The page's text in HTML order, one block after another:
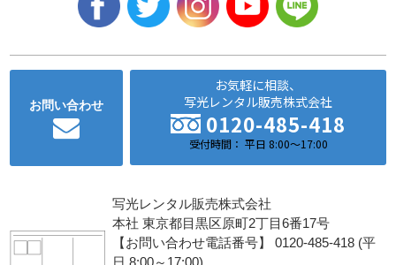
お問い合わせ
お気軽に相談、
写光レンタル販売株式会社
0120-485-418
受付時間： 平日 8:00～17:00
写光レンタル販売株式会社
本社 東京都目黒区原町2丁目6番17号
【お問い合わせ電話番号】 0120-485-418 (平